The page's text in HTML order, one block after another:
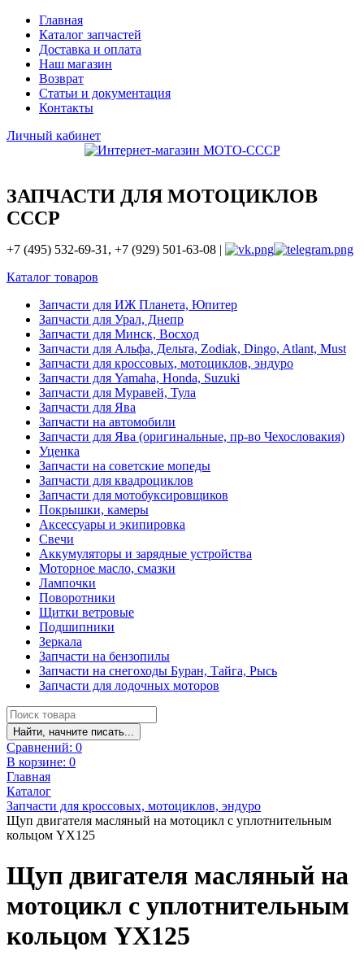
Главная
Каталог запчастей
Доставка и оплата
Наш магазин
Возврат
Статьи и документация
Контакты
Личный кабинет
ЗАПЧАСТИ ДЛЯ МОТОЦИКЛОВ
СССР
+7 (495) 532-69-31, +7 (929) 501-63-08 |
Каталог товаров
Запчасти для ИЖ Планета, Юпитер
Запчасти для Урал, Днепр
Запчасти для Минск, Восход
Запчасти для Альфа, Дельта, Zodiak, Dingo, Atlant, Must
Запчасти для кроссовых, мотоциклов, эндуро
Запчасти для Yamaha, Honda, Suzuki
Запчасти для Муравей, Тула
Запчасти для Ява
Запчасти на автомобили
Запчасти для Ява (оригинальные, пр-во Чехословакия)
Уценка
Запчасти на советские мопеды
Запчасти для квадроциклов
Запчасти для мотобуксировщиков
Покрышки, камеры
Аксессуары и экипировка
Свечи
Аккумуляторы и зарядные устройства
Моторное масло, смазки
Лампочки
Поворотники
Щитки ветровые
Подшипники
Зеркала
Запчасти на бензопилы
Запчасти на снегоходы Буран, Тайга, Рысь
Запчасти для лодочных моторов
Найти, начните писать...
Сравнений: 0
В корзине: 0
Главная
Каталог
Запчасти для кроссовых, мотоциклов, эндуро
Щуп двигателя масляный на мотоцикл с уплотнительным
кольцом YX125
Щуп двигателя масляный на
мотоцикл с уплотнительным
кольцом YX125